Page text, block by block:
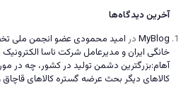
آخرین دیدگاه‌ها
MyBlog در امید محمودی عضو انجمن ملی
خانگی ایران و مدیرعامل شرکت ناسا الکترونیک
آهام:بزرگترین دشمن تولید در کشور، چه در
کالاهای دیگر بحث عرضه گستره کالاهای قاچاق